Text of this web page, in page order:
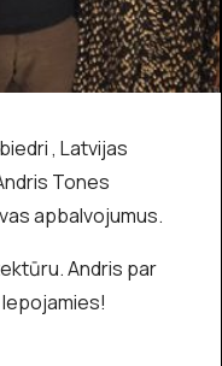
, Latvijas
Tones
apbalvojumus.
Andris par